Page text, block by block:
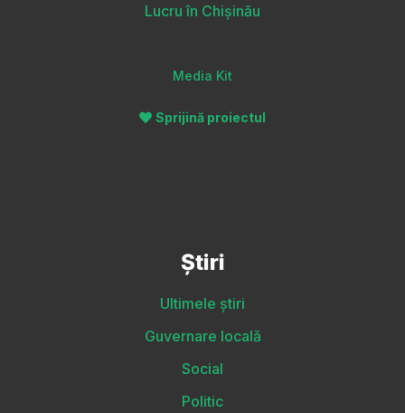
Lucru în Chișinău
Media Kit
Sprijină proiectul
Știri
Ultimele știri
Guvernare locală
Social
Politic